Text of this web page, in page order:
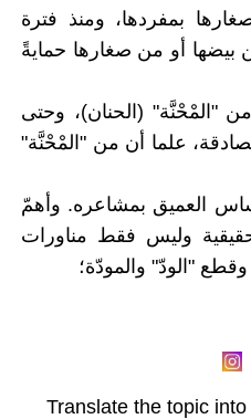
بمفردها، ومنذ فترة
بيضها أو من صغارها حمايةً
"المْحْنَّة" (الحنان)، وحتى
علما أن من "المْحْنَّة"
العميق بمشاعره. وأهمّ
حقيقية وليس فقط مناورات
"الودّ" والمودّة؛
Translate the topic